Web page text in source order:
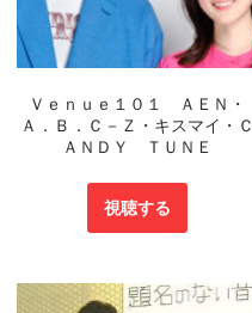
Ｖｅｎｕｅ１０１ ＡＥＮ・
Ａ．Ｂ．Ｃ－Ｚ・キスマイ・Ｃ
ＡＮＤＹ ＴＵＮＥ
視聴する